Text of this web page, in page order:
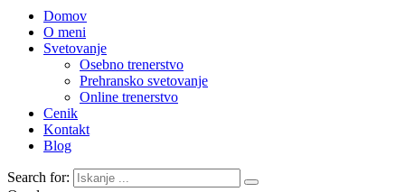
Domov
O meni
Svetovanje
Osebno trenerstvo
Prehransko svetovanje
Online trenerstvo
Cenik
Kontakt
Blog
Search for: